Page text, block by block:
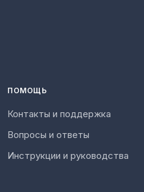
ПОМОЩЬ
Контакты и поддержка
Вопросы и ответы
Инструкции и руководства